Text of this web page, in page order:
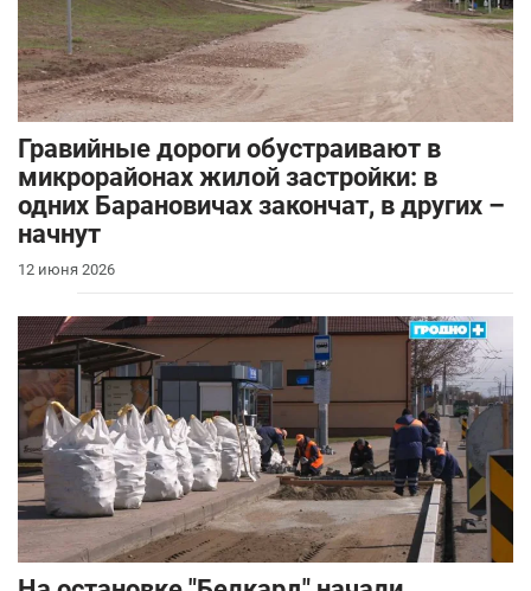
Гравийные дороги обустраивают в
микрорайонах жилой застройки: в
одних Барановичах закончат, в других –
начнут
12 июня 2026